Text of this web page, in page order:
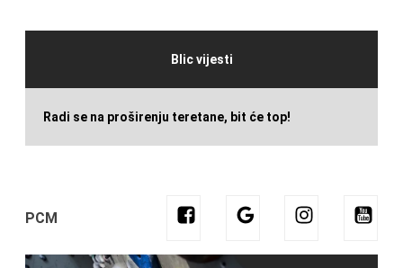
Blic vijesti
Radi se na proširenju teretane, bit će top!
PCM